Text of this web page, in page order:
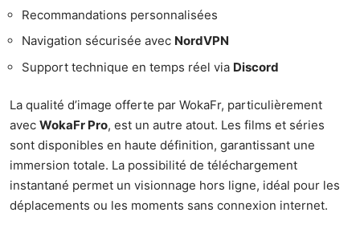
Recommandations personnalisées
Navigation sécurisée avec NordVPN
Support technique en temps réel via Discord
La qualité d’image offerte par WokaFr, particulièrement
avec WokaFr Pro, est un autre atout. Les films et séries
sont disponibles en haute définition, garantissant une
immersion totale. La possibilité de téléchargement
instantané permet un visionnage hors ligne, idéal pour les
déplacements ou les moments sans connexion internet.